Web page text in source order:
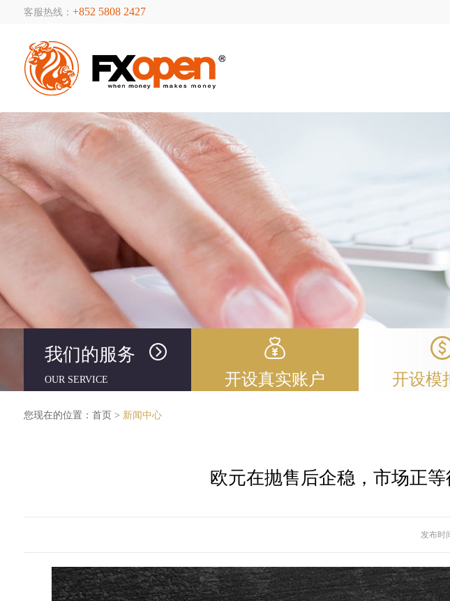
客服热线： +852 5808 2427
我们的服务
OUR SERVICE 开设真实账户 开设模
您现在的位置： 首页 > 新闻中心
欧元在抛售后企稳，市场正
发布时